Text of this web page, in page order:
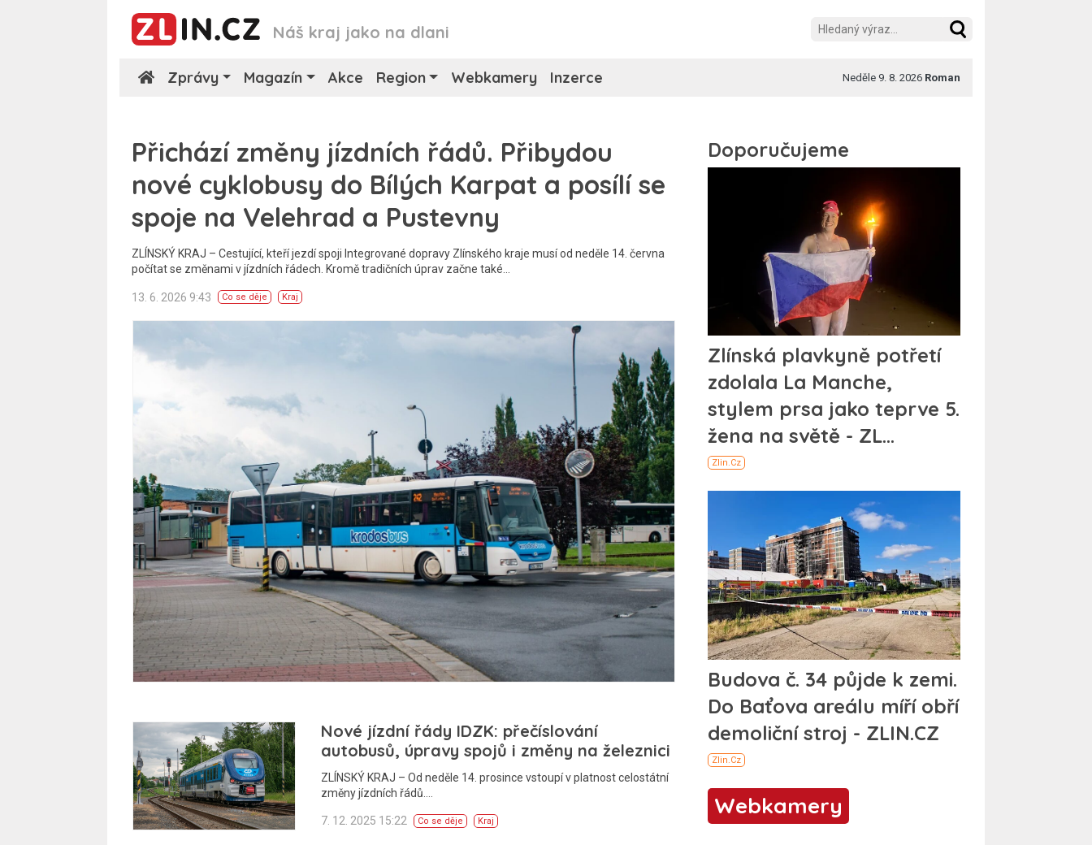
Náš kraj jako na dlani
Zprávy Magazín Akce Region Webkamery Inzerce Neděle 9. 8. 2026 Roman
Přichází změny jízdních řádů. Přibydou
nové cyklobusy do Bílých Karpat a posílí se
spoje na Velehrad a Pustevny
ZLÍNSKÝ KRAJ – Cestující, kteří jezdí spoji Integrované dopravy Zlínského kraje musí od neděle 14. června
počítat se změnami v jízdních řádech. Kromě tradičních úprav začne také…
13. 6. 2026 9:43 Co se děje Kraj
Nové jízdní řády IDZK: přečíslování
autobusů, úpravy spojů i změny na železnici
ZLÍNSKÝ KRAJ – Od neděle 14. prosince vstoupí v platnost celostátní
změny jízdních řádů.…
7. 12. 2025 15:22 Co se děje Kraj
Webkamery